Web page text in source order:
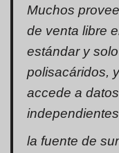
Muchos
de venta libre
estándar y
polisacáridos,
accede a
la fuente de